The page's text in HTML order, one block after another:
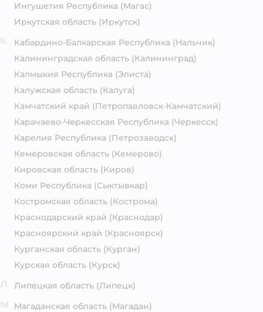
Ингушетия Республика (Магас)
Иркутская область (Иркутск)
Кабардино-Балкарская Республика (Нальчик)
Калининградская область (Калининград)
Калмыкия Республика (Элиста)
Калужская область (Калуга)
Камчатский край (Петропавловск-Камчатский)
Карачаево-Черкесская Республика (Черкесск)
Карелия Республика (Петрозаводск)
Кемеровская область (Кемерово)
Кировская область (Киров)
Коми Республика (Сыктывкар)
Костромская область (Кострома)
Краснодарский край (Краснодар)
Красноярский край (Красноярск)
Курганская область (Курган)
Курская область (Курск)
Липецкая область (Липецк)
Магаданская область (Магадан)